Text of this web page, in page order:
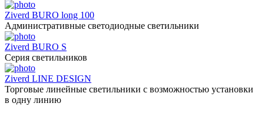
Ziverd BURO long 100
Административные светодиодные светильники
Ziverd BURO S
Серия светильников
Ziverd LINE DESIGN
Торговые линейные светильники с возможностью установки
в одну линию